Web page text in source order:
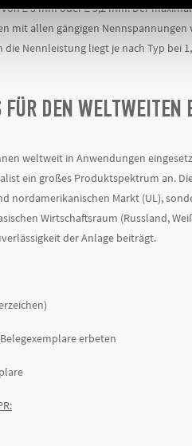
≥ 3 mm oder ≥ 5,2 mm. Der
mit allen gängigen
Nennleistung liegt je nach Typ bei
DEN WELTWEITEN
weltweit in Anwendungen
ein großes Produktspektrum an.
nordamerikanischen Markt (UL),
Wirtschaftsraum (Russland,
der Anlage beiträgt.
erbeten